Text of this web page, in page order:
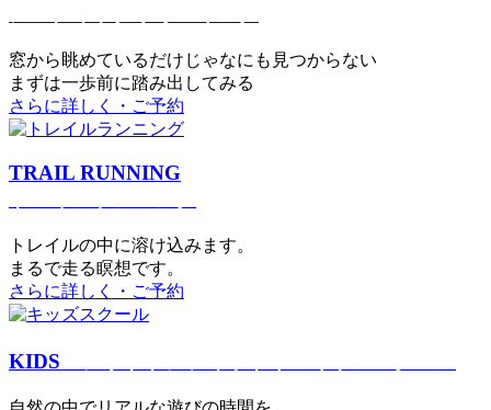
窓から眺めているだけじゃなにも見つからない
まずは一歩前に踏み出してみる
さらに詳しく・ご予約
TRAIL RUNNING
トレイルの中に溶け込みます。
まるで⾛る瞑想です。
さらに詳しく・ご予約
KIDS